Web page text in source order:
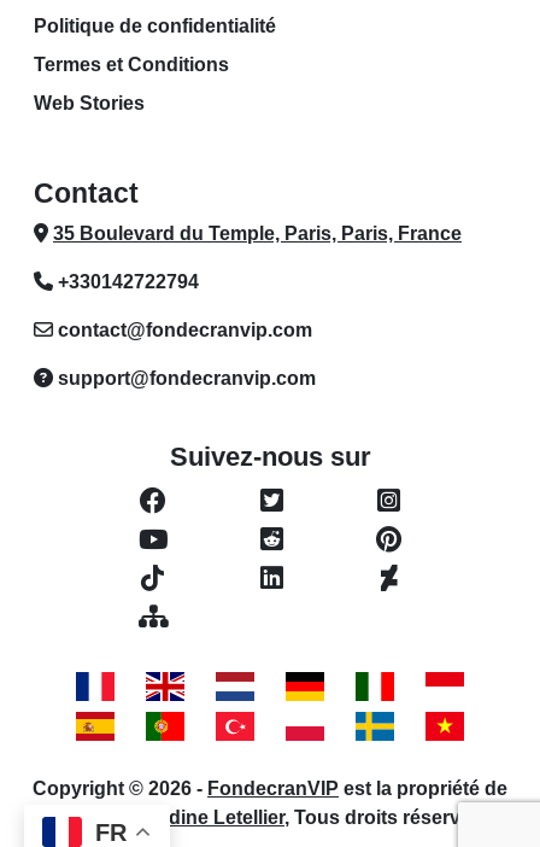
Politique de confidentialité
Termes et Conditions
Web Stories
Contact
35 Boulevard du Temple, Paris, Paris, France
+330142722794
contact@fondecranvip.com
support@fondecranvip.com
Suivez-nous sur
Copyright © 2026 - FondecranVIP est la propriété de
l'auteur
Claudine Letellier, Tous droits réservés.
FR